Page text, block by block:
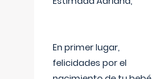
En primer lugar,
felicidades por el